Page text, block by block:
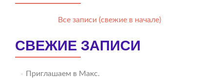
Все записи (свежие в начале)
СВЕЖИЕ ЗАПИСИ
Приглашаем в Макс.